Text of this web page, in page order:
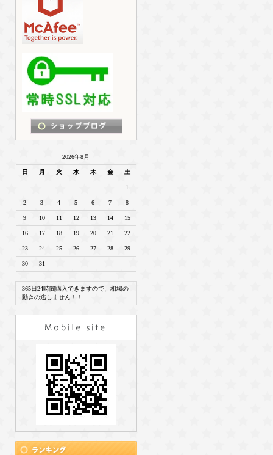
2026年8月
日 月 火 水 木 金 土
1
2 3 4 5 6 7 8
9 10 11 12 13 14 15
16 17 18 19 20 21 22
23 24 25 26 27 28 29
30 31
365日24時間購入できますので、相場の
動きの逃しません！！